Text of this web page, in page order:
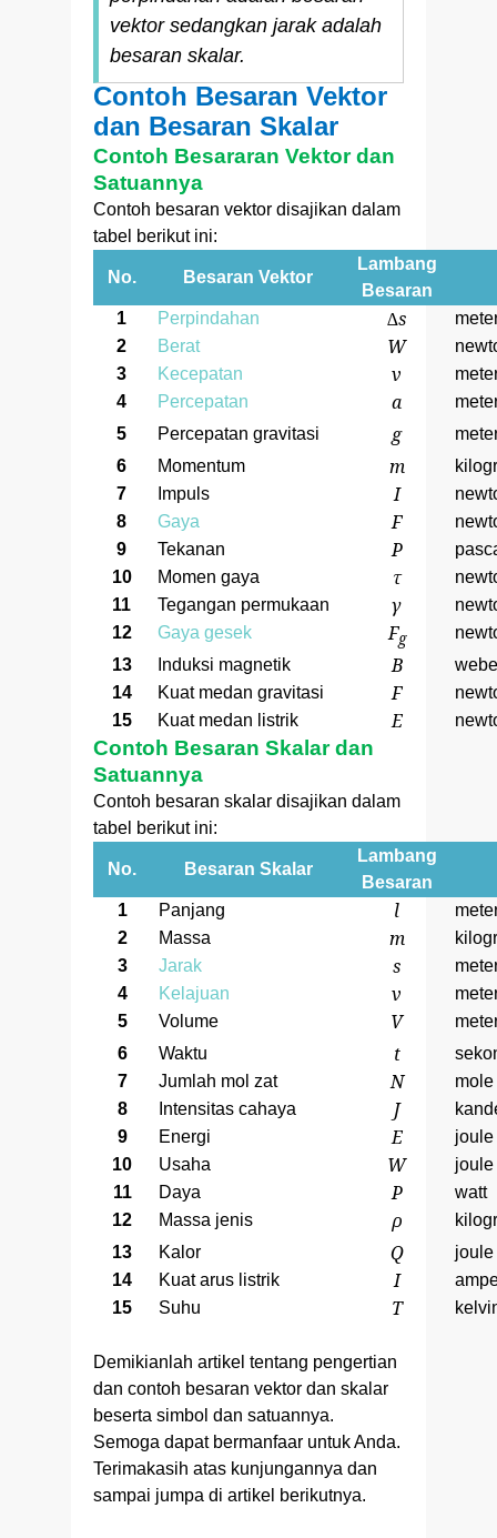
vektor sedangkan jarak adalah
besaran skalar.
Contoh Besaran Vektor
dan Besaran Skalar
Contoh Besararan Vektor dan
Satuannya
Contoh besaran vektor disajikan dalam
tabel berikut ini:
No. Besaran Vektor
Lambang
Besaran
1
Perpindahan ∆s
2
Berat W
3
Kecepatan v
4
Percepatan a
5
Percepatan gravitasi g
6
Momentum m
7
Impuls I
8
Gaya F
9
Tekanan P
10
Momen gaya τ
11
Tegangan permukaan γ
12
Gaya gesek Fg
13
Induksi magnetik B
14
Kuat medan gravitasi F
15
Kuat medan listrik E
Contoh Besaran Skalar dan
Satuannya
Contoh besaran skalar disajikan dalam
tabel berikut ini:
No. Besaran Skalar
Lambang
Besaran
1
Panjang l
2
Massa m
3
Jarak s
4
Kelajuan v
5
Volume V
6
Waktu t
7
Jumlah mol zat N
mole
8
Intensitas cahaya J
9
Energi E
joule
10
Usaha W
joule
11
Daya P
watt
12
Massa jenis ρ
13
Kalor Q
joule
14
Kuat arus listrik I
15
Suhu T
Demikianlah artikel tentang pengertian
dan contoh besaran vektor dan skalar
beserta simbol dan satuannya.
Semoga dapat bermanfaar untuk Anda.
Terimakasih atas kunjungannya dan
sampai jumpa di artikel berikutnya.